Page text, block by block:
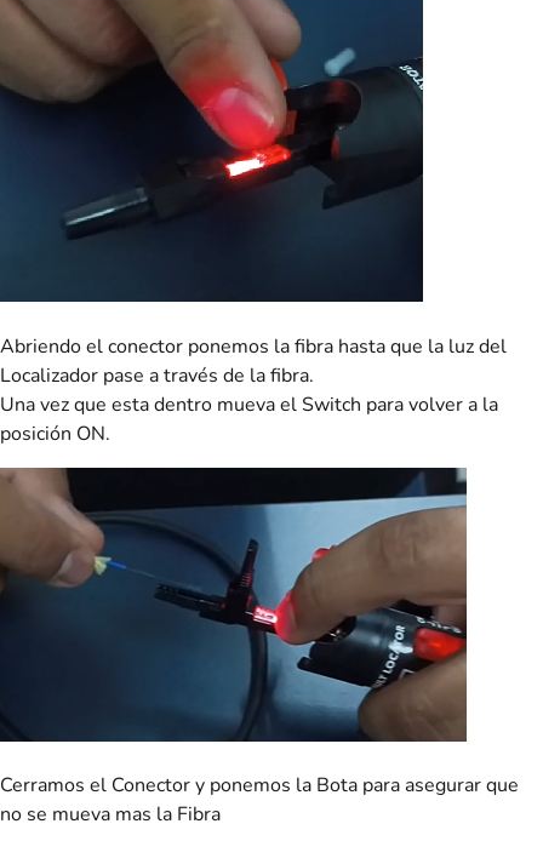
Abriendo el conector ponemos la fibra hasta que la luz del
Localizador pase a través de la fibra.
Una vez que esta dentro mueva el Switch para volver a la
posición ON.
Cerramos el Conector y ponemos la Bota para asegurar que
no se mueva mas la Fibra